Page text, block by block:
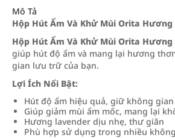
Mô Tả
Hộp Hút Ẩm Và Khử Mùi Orita
Hộp Hút Ẩm Và Khử Mùi Orita
giúp hút độ ẩm và mang lại hương
gian lưu trữ của bạn.
Lợi Ích Nổi Bật:
Hút độ ẩm hiệu quả, giữ không
Giúp giảm mùi ẩm mốc, mang lại
Hương lavender dịu nhẹ, thư giãn
Phù hợp sử dụng trong nhiều